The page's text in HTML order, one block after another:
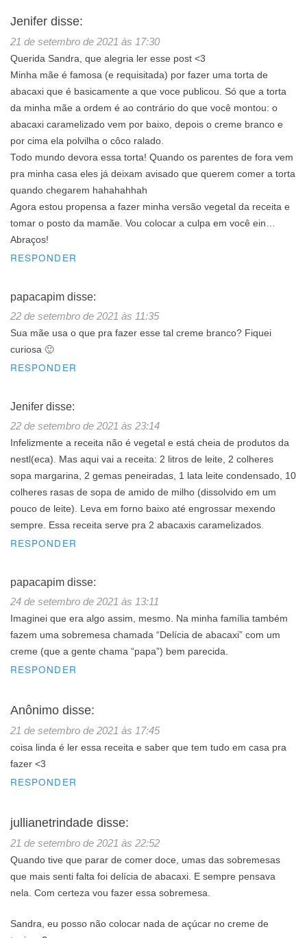
Jenifer disse:
21 de setembro de 2021 às 17:30
Querida Sandra, que alegria ler esse post <3
Minha mãe é famosa (e requisitada) por fazer uma torta de
abacaxi que é basicamente a que voce publicou. Só que a torta
da minha mãe a ordem é ao contrário do que você montou: o
abacaxi caramelizado vem por baixo, depois o creme branco e
por cima ela polvilha o côco ralado.
Todo mundo devora essa torta! Quando os parentes de fora vem
pra minha casa eles já deixam avisado que querem comer a torta
quando chegarem hahahahhah
Agora estou propensa a fazer minha versão vegetal da receita e
tomar o posto da mamãe. Vou colocar a culpa em você ein…
Abraços!
RESPONDER
papacapim disse:
22 de setembro de 2021 às 11:35
Sua mãe usa o que pra fazer esse tal creme branco? Fiquei
curiosa 🙂
RESPONDER
Jenifer disse:
22 de setembro de 2021 às 23:14
Infelizmente a receita não é vegetal e está cheia de produtos da
nestl(eca). Mas aqui vai a receita: 2 litros de leite, 2 colheres
sopa margarina, 2 gemas peneiradas, 1 lata leite condensado, 10
colheres rasas de sopa de amido de milho (dissolvido em um
pouco de leite). Leva em forno baixo até engrossar mexendo
sempre. Essa receita serve pra 2 abacaxis caramelizados.
RESPONDER
papacapim disse:
24 de setembro de 2021 às 13:11
Imaginei que era algo assim, mesmo. Na minha família também
fazem uma sobremesa chamada “Delícia de abacaxi” com um
creme (que a gente chama “papa”) bem parecida.
RESPONDER
Anônimo disse:
21 de setembro de 2021 às 17:45
coisa linda é ler essa receita e saber que tem tudo em casa pra
fazer <3
RESPONDER
jullianetrindade disse:
21 de setembro de 2021 às 22:52
Quando tive que parar de comer doce, umas das sobremesas
que mais senti falta foi delícia de abacaxi. E sempre pensava
nela. Com certeza vou fazer essa sobremesa.
Sandra, eu posso não colocar nada de açúcar no creme de